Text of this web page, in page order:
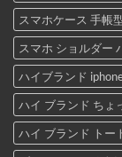
スマホケース 手帳
スマホ ショルダー
ハイブランド
ハイ ブランド ちょ
ハイ ブランド トー